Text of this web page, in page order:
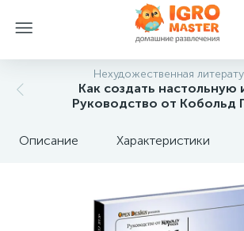
Нехудожественная
Как создать настольную
Руководство от Кобольд
Описание Характеристики